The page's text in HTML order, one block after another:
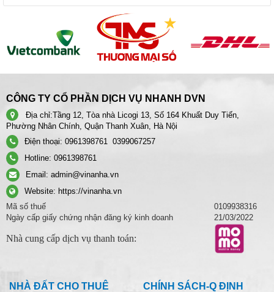
CÔNG TY CỔ PHẦN DỊCH VỤ NHANH DVN
Địa chỉ:Tầng 12, Tòa nhà Licogi 13, Số 164 Khuất Duy Tiến,
Phường Nhân Chính, Quận Thanh Xuân, Hà Nội
Điện thoại: 0961398761
0399067257
Hotline: 0961398761
Email: admin@vinanha.vn
Website: https://vinanha.vn
Mã số thuế
0109938316
Ngày cấp giấy chứng nhận đăng ký kinh doanh
21/03/2022
Nhà cung cấp dịch vụ thanh toán:
NHÀ ĐẤT CHO THUÊ CHÍNH SÁCH-Q ĐỊNH